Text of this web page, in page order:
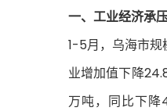
一、工业经济承
1-5月，乌海市规
业增加值下降
万吨，同比下降